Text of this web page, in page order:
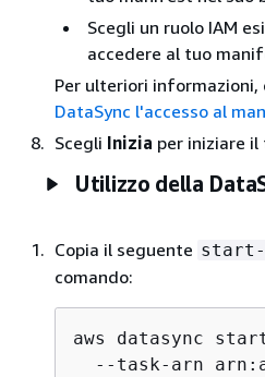
Scegli un ruolo IAM
accedere al tuo
Per ulteriori informazioni,
DataSync l'accesso al
Scegli Inizia per iniziare
Utilizzo della
Copia il seguente start-
comando:
aws datasync
--task-arn